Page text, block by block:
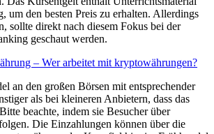
um den besten Preis zu erhalten. Allerdings
sollte direkt nach diesem Fokus bei der
geschaut werden.
– Wer arbeitet mit kryptowährungen?
an den großen Börsen mit entsprechender
als bei kleineren Anbietern, dass das
beachte, indem sie Besucher über
Die Einzahlungen können über die